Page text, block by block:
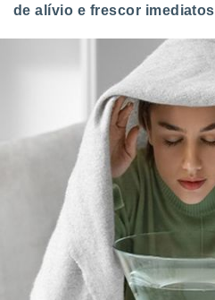
de alívio e frescor imediatos